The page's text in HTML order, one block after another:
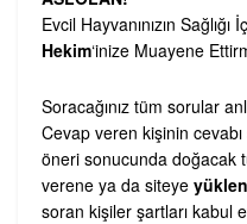
Evcil Hayvanınızın Sağlığı
Hekim‘inize Muayene
Soracağınız tüm sorular
Cevap veren kişinin
öneri sonucunda doğacak
verene ya da siteye
soran kişiler şartları kabul